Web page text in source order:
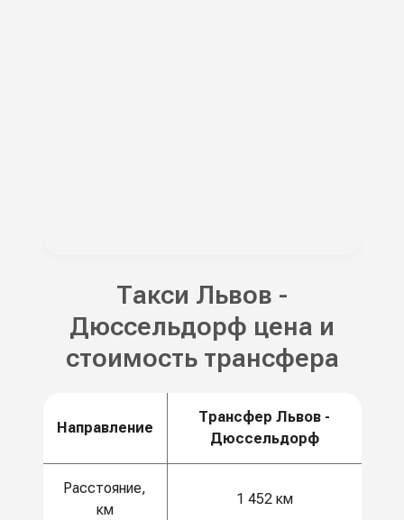
Такси Львов -
Дюссельдорф цена и
стоимость трансфера
Направление
Трансфер Львов -
Дюссельдорф
Расстояние,
км
1 452 км